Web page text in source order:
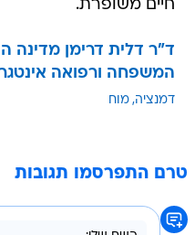
חיים משופרת.
ד"ר דלית דרימן מדינה
המשפחה ורפואה
דמנציה מוח
טרם התפרסמו תגובות